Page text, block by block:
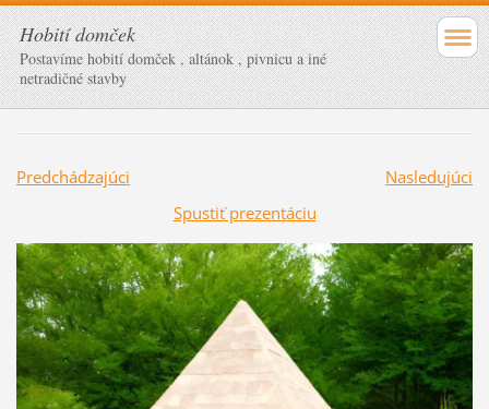
Hobití domček
Postavíme hobití domček , altánok , pivnicu a iné
netradičné stavby
Predchádzajúci
Nasledujúci
Spustiť prezentáciu